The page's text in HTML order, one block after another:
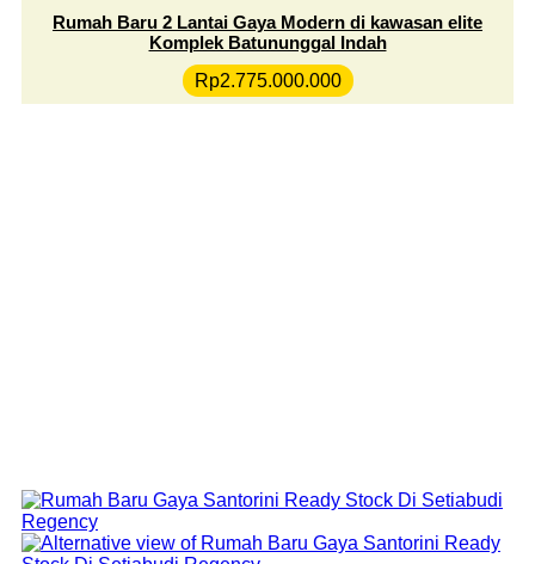
Rumah Baru 2 Lantai Gaya Modern di kawasan elite
Komplek Batununggal Indah
Rp2.775.000.000